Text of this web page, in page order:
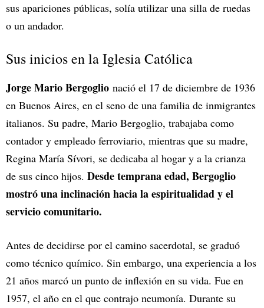
sus apariciones públicas, solía utilizar una silla de ruedas
o un andador.
Sus inicios en la Iglesia Católica
Jorge Mario Bergoglio nació el 17 de diciembre de 1936
en Buenos Aires, en el seno de una familia de inmigrantes
italianos. Su padre, Mario Bergoglio, trabajaba como
contador y empleado ferroviario, mientras que su madre,
Regina María Sívori, se dedicaba al hogar y a la crianza
de sus cinco hijos. Desde temprana edad, Bergoglio
mostró una inclinación hacia la espiritualidad y el
servicio comunitario.
Antes de decidirse por el camino sacerdotal, se graduó
como técnico químico. Sin embargo, una experiencia a los
21 años marcó un punto de inflexión en su vida. Fue en
1957, el año en el que contrajo neumonía. Durante su